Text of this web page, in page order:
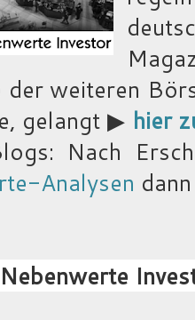
der weiteren
gelangt ▶ hier
Nach
Analysen